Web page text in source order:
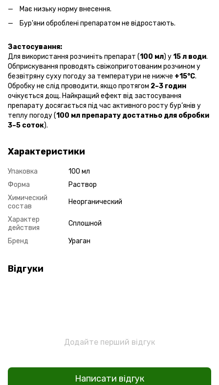
Має низьку норму внесення.
Бур'яни оброблені препаратом не відростають.
Застосування:
Для використання розчиніть препарат (100 мл) у15 л води.
Обприскування проводять свіжоприготованим розчином у
безвітряну суху погоду за температури не нижче +15°C.
Обробку не слід проводити, якщо протягом 2–3 годин
очікується дощ. Найкращий ефект від застосування
препарату досягається під час активного росту бур’янів у
теплу погоду (100 мл препарату достатньо для обробки
3–5 соток).
Характеристики
Упаковка
100 мл
Форма
Раствор
Химический
состав
Неорганический
Характер
действия
Сплошной
Бренд Ураган
Відгуки
Додайте перший відгук
Написати відгук